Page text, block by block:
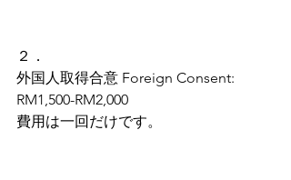
２．
外国人取得合意 Foreign Consent:
RM1,500-RM2,000
費用は一回だけです。